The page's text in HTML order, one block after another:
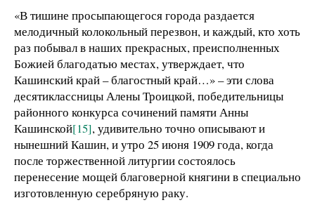
«В тишине просыпающегося города раздается
мелодичный колокольный перезвон, и каждый, кто хоть
раз побывал в наших прекрасных, преисполненных
Божией благодатью местах, утверждает, что
Кашинский край – благостный край…» – эти слова
десятиклассницы Алены Троицкой, победительницы
районного конкурса сочинений памяти Анны
Кашинской[15], удивительно точно описывают и
нынешний Кашин, и утро 25 июня 1909 года, когда
после торжественной литургии состоялось
перенесение мощей благоверной княгини в специально
изготовленную серебряную раку.